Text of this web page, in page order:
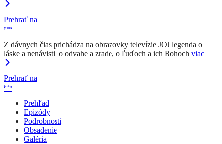
Prehrať na
Z dávnych čias prichádza na obrazovky televízie JOJ legenda o
láske a nenávisti, o odvahe a zrade, o ľuďoch a ich Bohoch viac
Prehrať na
Prehľad
Epizódy
Podrobnosti
Obsadenie
Galéria